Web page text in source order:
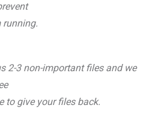
running.
2-3 non-important files and we
to give your files back.